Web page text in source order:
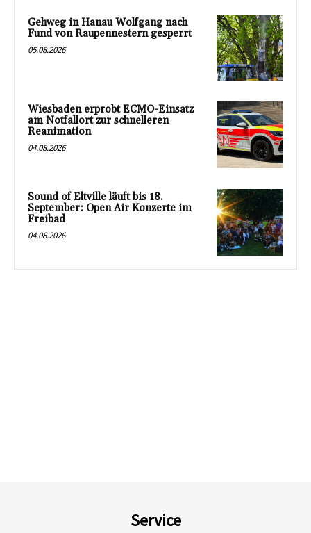
Gehweg in Hanau Wolfgang nach
Fund von Raupennestern gesperrt
05.08.2026
Wiesbaden erprobt ECMO-Einsatz
am Notfallort zur schnelleren
Reanimation
04.08.2026
Sound of Eltville läuft bis 18.
September: Open Air Konzerte im
Freibad
04.08.2026
Service